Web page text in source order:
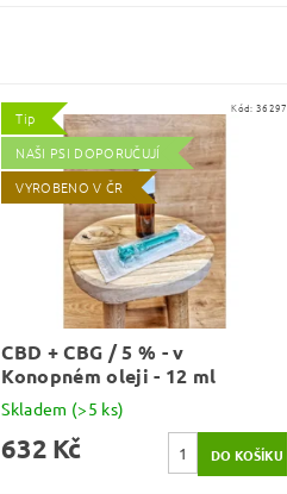
Tip
NAŠI PSI DOPORUČUJÍ
VYROBENO V ČR
Kód: 36297
CBD + CBG / 5 % - v
Konopném oleji - 12 ml
Skladem (>5 ks)
632 Kč